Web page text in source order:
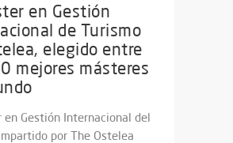
en Gestión
de Turismo
elegido entre
mejores másteres
en Gestión Internacional del
por The Ostelea